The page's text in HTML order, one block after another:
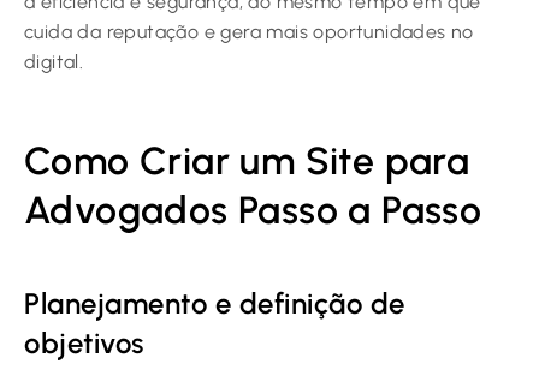
cuida da reputação e gera mais oportunidades no
digital.
Como Criar um Site para
Advogados Passo a Passo
Planejamento e definição de
objetivos